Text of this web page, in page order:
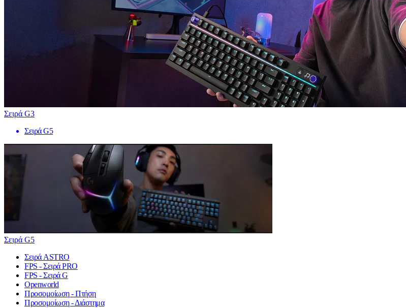
Σειρά G3
Σειρά G5
Σειρά G5
Σειρά ASTRO
FPS - Σειρά PRO
FPS - Σειρά G
Openworld
Προσομοίωση - Πτήση
Προσομοίωση - Διάστημα